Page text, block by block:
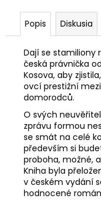
Popis Diskusia
Dají se stamiliony
česká právnička
Kosova, aby
ovcí prestižní
domorodců.
O svých
zprávu formou
se smát na celé
především si
proboha, možné,
Kniha byla
v českém vydání
hodnocené
CEDEVITA
MANGO-
ANANAS
19G
0,98